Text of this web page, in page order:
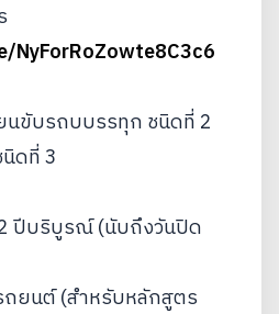
ขับรถบบรรทุก ชนิดที่ 2
ดที่ 3
ปีบริบูรณ์ (นับถึงวันปิด
ยนต์ (สำหรับหลักสูตร